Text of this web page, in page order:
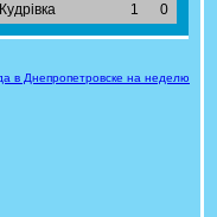
Кудрівка 1 0